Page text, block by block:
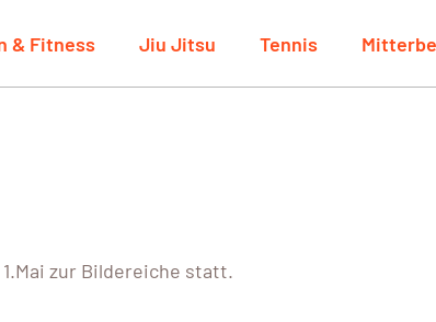
& Fitness Jiu Jitsu Tennis
zur Bildereiche statt.